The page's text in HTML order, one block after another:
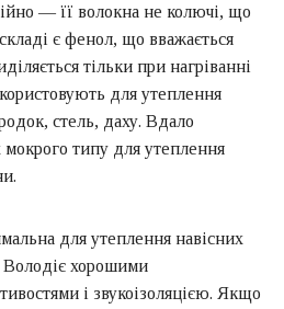
— її волокна не колючі, що
є фенол, що вважається
тільки при нагріванні
для утеплення
стель, даху. Вдало
мокрого типу для утеплення
для утеплення навісних
Володіє хорошими
і звукоізоляцією. Якщо